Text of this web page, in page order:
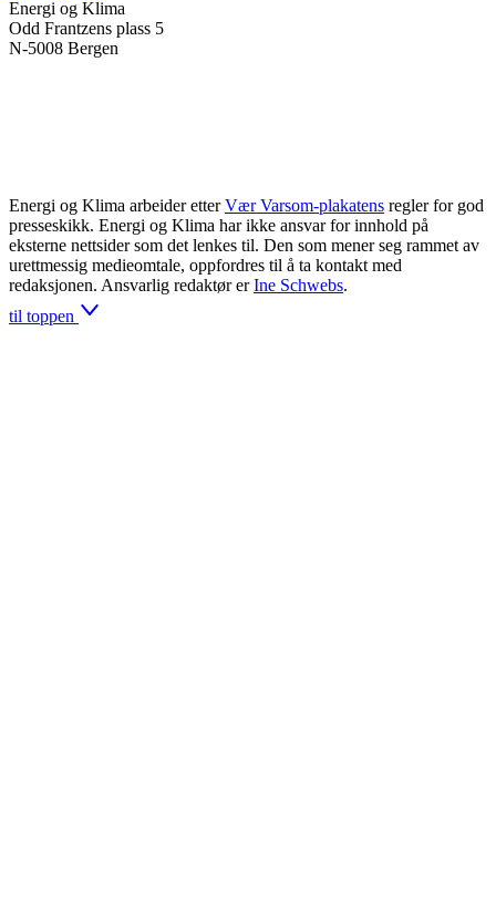
Energi og Klima
Odd Frantzens plass 5
N-5008 Bergen
Energi og Klima arbeider etter Vær Varsom-plakatens regler for god
presseskikk. Energi og Klima har ikke ansvar for innhold på
eksterne nettsider som det lenkes til. Den som mener seg rammet av
urettmessig medieomtale, oppfordres til å ta kontakt med
redaksjonen. Ansvarlig redaktør er Ine Schwebs.
til toppen